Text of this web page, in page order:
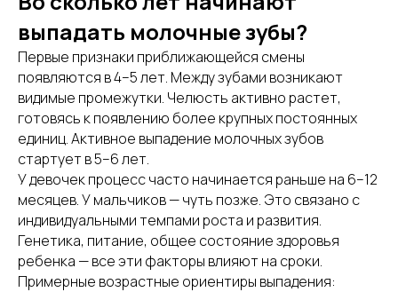
выпадать молочные зубы?
Первые признаки приближающейся смены
появляются в 4–5 лет. Между зубами возникают
видимые промежутки. Челюсть активно растет,
готовясь к появлению более крупных постоянных
единиц. Активное выпадение молочных зубов
стартует в 5–6 лет.
У девочек процесс часто начинается раньше на 6–12
месяцев. У мальчиков — чуть позже. Это связано с
индивидуальными темпами роста и развития.
Генетика, питание, общее состояние здоровья
ребенка — все эти факторы влияют на сроки.
Примерные возрастные ориентиры выпадения: